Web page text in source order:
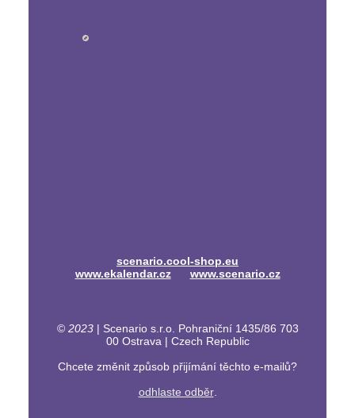
scenario.cool-shop.eu
www.ekalendar.cz
www.scenario.cz
© 2023| Scenario s.r.o. Pohraniční 1435/86 703
00 Ostrava | Czech Republic
Chcete změnit způsob přijímání těchto e-mailů?
odhlaste odběr.